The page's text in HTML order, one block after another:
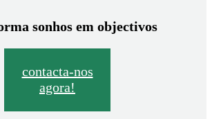
sonhos em objectivos
contacta-nos
agora!